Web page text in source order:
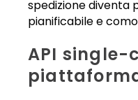
spedizione diventa
pianificabile e
API single-